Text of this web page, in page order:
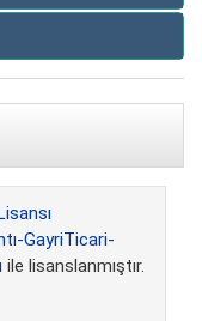
GayriTicari-
ile lisanslanmıştır.